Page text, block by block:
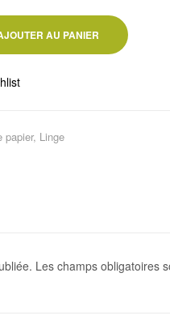
AU PANIER
papier, Linge
Les champs obligatoires